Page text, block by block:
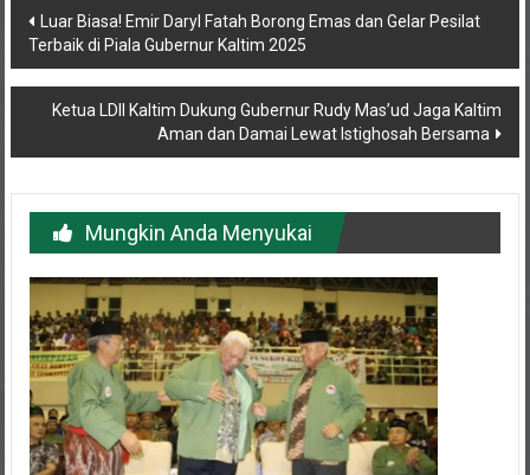
Navigasi
pos
Luar Biasa! Emir Daryl Fatah Borong Emas dan Gelar Pesilat
Terbaik di Piala Gubernur Kaltim 2025
Ketua LDII Kaltim Dukung Gubernur Rudy Mas’ud Jaga Kaltim
Aman dan Damai Lewat Istighosah Bersama
Mungkin Anda Menyukai